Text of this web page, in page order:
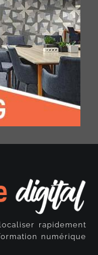
rapidement
numérique